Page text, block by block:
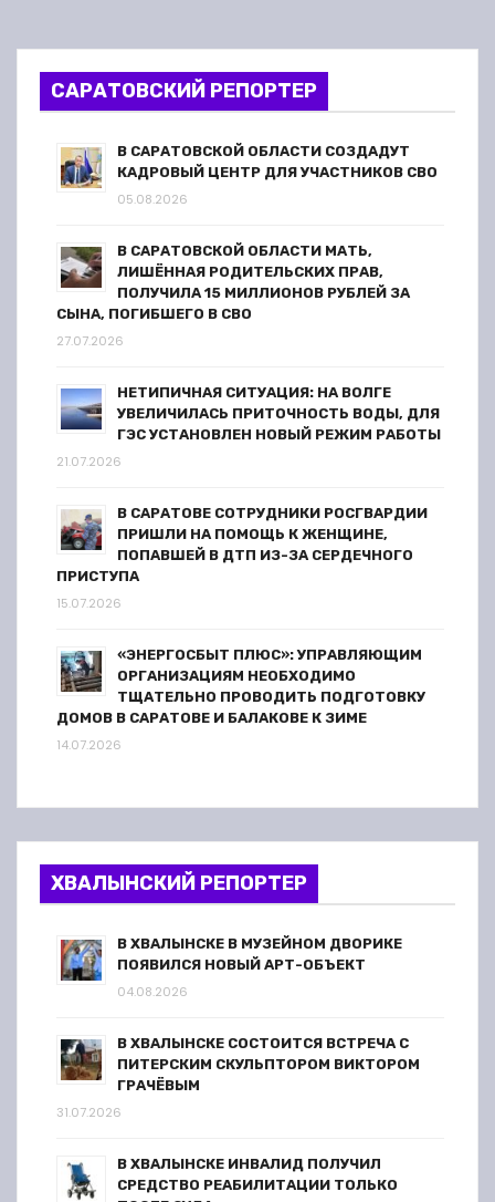
з
а
САРАТОВСКИЙ РЕПОРТЕР
В САРАТОВСКОЙ ОБЛАСТИ СОЗДАДУТ
КАДРОВЫЙ ЦЕНТР ДЛЯ УЧАСТНИКОВ СВО
05.08.2026
В САРАТОВСКОЙ ОБЛАСТИ МАТЬ,
ЛИШЁННАЯ РОДИТЕЛЬСКИХ ПРАВ,
ПОЛУЧИЛА 15 МИЛЛИОНОВ РУБЛЕЙ ЗА
СЫНА, ПОГИБШЕГО В СВО
27.07.2026
НЕТИПИЧНАЯ СИТУАЦИЯ: НА ВОЛГЕ
УВЕЛИЧИЛАСЬ ПРИТОЧНОСТЬ ВОДЫ, ДЛЯ
ГЭС УСТАНОВЛЕН НОВЫЙ РЕЖИМ РАБОТЫ
21.07.2026
В САРАТОВЕ СОТРУДНИКИ РОСГВАРДИИ
ПРИШЛИ НА ПОМОЩЬ К ЖЕНЩИНЕ,
ПОПАВШЕЙ В ДТП ИЗ-ЗА СЕРДЕЧНОГО
ПРИСТУПА
15.07.2026
«ЭНЕРГОСБЫТ ПЛЮС»: УПРАВЛЯЮЩИМ
ОРГАНИЗАЦИЯМ НЕОБХОДИМО
ТЩАТЕЛЬНО ПРОВОДИТЬ ПОДГОТОВКУ
ДОМОВ В САРАТОВЕ И БАЛАКОВЕ К ЗИМЕ
14.07.2026
ХВАЛЫНСКИЙ РЕПОРТЕР
В ХВАЛЫНСКЕ В МУЗЕЙНОМ ДВОРИКЕ
ПОЯВИЛСЯ НОВЫЙ АРТ-ОБЪЕКТ
04.08.2026
В ХВАЛЫНСКЕ СОСТОИТСЯ ВСТРЕЧА С
ПИТЕРСКИМ СКУЛЬПТОРОМ ВИКТОРОМ
ГРАЧЁВЫМ
31.07.2026
В ХВАЛЫНСКЕ ИНВАЛИД ПОЛУЧИЛ
СРЕДСТВО РЕАБИЛИТАЦИИ ТОЛЬКО